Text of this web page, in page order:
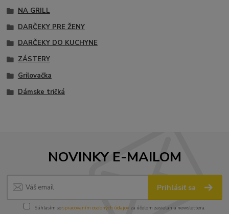
NA GRILL
DARČEKY PRE ŽENY
DARČEKY DO KUCHYNE
ZÁSTERY
Grilovačka
Dámske tričká
NOVINKY E-MAILOM
Prihlásiť sa
Súhlasím sospracovaním osobných údajov za účelom zasielania newslettera.